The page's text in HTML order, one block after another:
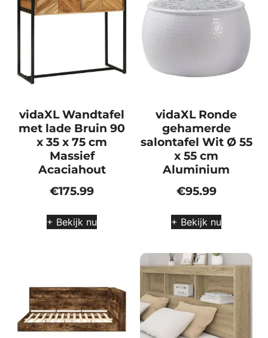
vidaXL Wandtafel
met lade Bruin 90
x 35 x 75 cm
Massief
Acaciahout
€175.99
+ Bekijk nu
vidaXL Ronde
gehamerde
salontafel Wit Ø 55
x 55 cm
Aluminium
€95.99
+ Bekijk nu